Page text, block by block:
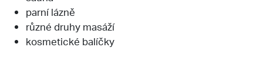
parní lázně
různé druhy masáží
kosmetické balíčky